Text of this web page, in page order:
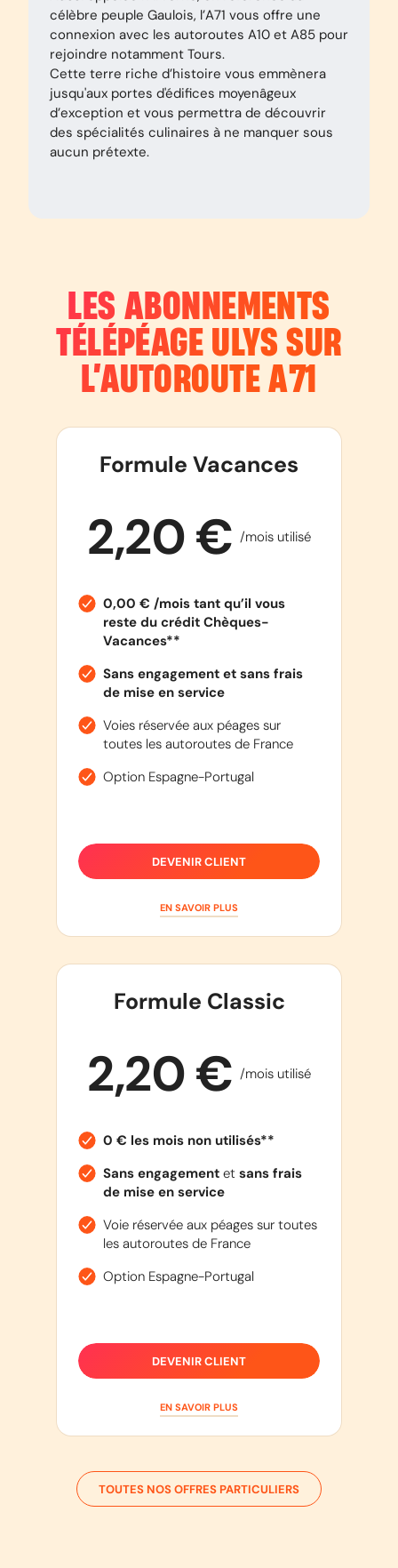
célèbre peuple Gaulois, l’A71 vous offre une
connexion avec les autoroutes A10 et A85 pour
rejoindre notamment Tours.
Cette terre riche d’histoire vous emmènera
jusqu'aux portes d'édifices moyenâgeux
d’exception et vous permettra de découvrir
des spécialités culinaires à ne manquer sous
aucun prétexte.
LES ABONNEMENTS
TÉLÉPÉAGE ULYS SUR
L’AUTOROUTEA71
Formule Vacances
2,20 € /mois utilisé
0,00 € /mois tant qu’il vous
reste du crédit Chèques-
Vacances**
Sans engagement et sans frais
de mise en service
Voies réservée aux péages sur
toutes les autoroutes de France
Option Espagne-Portugal
DEVENIR CLIENT
EN SAVOIR PLUS
Formule Classic
2,20 € /mois utilisé
0 € les mois non utilisés**
Sans engagementet sans frais
de mise en service
Voie réservée aux péages sur toutes
les autoroutes de France
Option Espagne-Portugal
DEVENIR CLIENT
EN SAVOIR PLUS
TOUTES NOS OFFRES PARTICULIERS